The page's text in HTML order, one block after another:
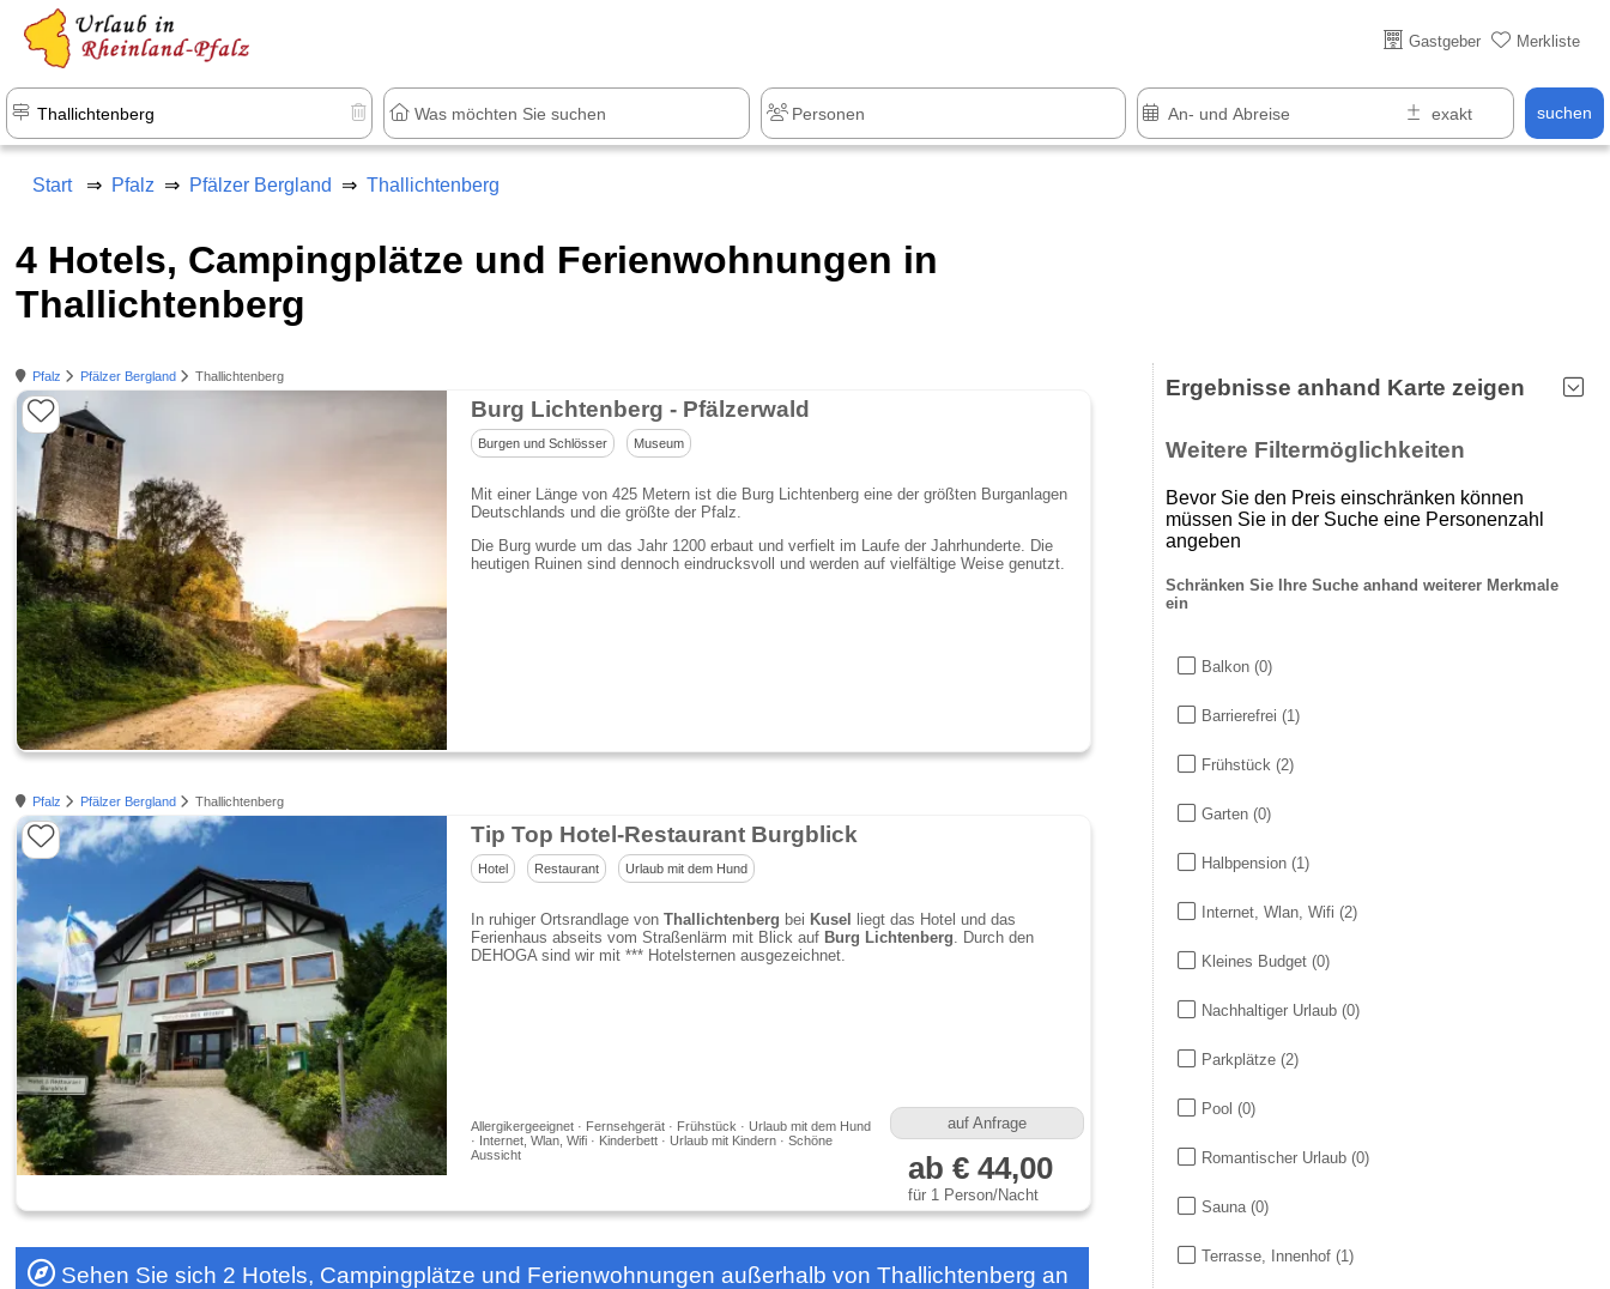
Gastgeber Merkliste
suchen
Über 25 Jahre online
Start Pfalz Pfälzer Bergland Thallichtenberg
4 Hotels, Campingplätze und Ferienwohnungen in
Thallichtenberg
Pfalz Pfälzer Bergland Thallichtenberg
Burg Lichtenberg - Pfälzerwald
Burgen und Schlösser Museum
Mit einer Länge von 425 Metern ist die Burg Lichtenberg eine der größten Burganlagen
Deutschlands und die größte der Pfalz.
Die Burg wurde um das Jahr 1200 erbaut und verfielt im Laufe der Jahrhunderte. Die
heutigen Ruinen sind dennoch eindrucksvoll und werden auf vielfältige Weise genutzt.
Pfalz Pfälzer Bergland Thallichtenberg
Tip Top Hotel-Restaurant Burgblick
Hotel Restaurant Urlaub mit dem Hund
In ruhiger Ortsrandlage von Thallichtenberg bei Kusel
liegt das Hotel und das
Ferienhaus abseits vom Straßenlärm mit Blick auf Burg Lichtenberg . Durch den
DEHOGA sind wir mit *** Hotelsternen ausgezeichnet.
Allergikergeeignet · Fernsehgerät · Frühstück · Urlaub mit dem Hund
· Internet, Wlan, Wifi · Kinderbett · Urlaub mit Kindern · Schöne
Aussicht
auf Anfrage
ab € 44,00
für 1 Person/Nacht
Sehen Sie sich 2 Hotels, Campingplätze und Ferienwohnungen außerhalb von Thallichtenberg an
Ergebnisse anhand Karte zeigen
Weitere Filtermöglichkeiten
Bevor Sie den Preis einschränken können
müssen Sie in der Suche eine Personenzahl
angeben
Schränken Sie Ihre Suche anhand weiterer Merkmale
ein
Balkon (0)
Barrierefrei (1)
Frühstück (2)
Garten (0)
Halbpension (1)
Internet, Wlan, Wifi (2)
Kleines Budget (0)
Nachhaltiger Urlaub (0)
Parkplätze (2)
Pool (0)
Romantischer Urlaub (0)
Sauna (0)
Terrasse, Innenhof (1)